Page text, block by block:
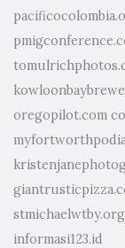
oregopilot.com
stmichaelwtby.org
informasi123.id